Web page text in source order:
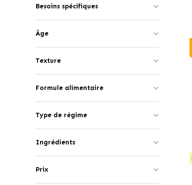
Besoins spécifiques
Âge
Texture
Formule alimentaire
Type de régime
Ingrédients
Prix